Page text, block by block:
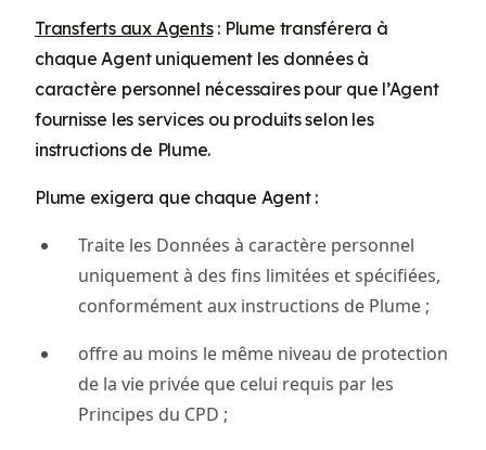
Transferts aux Agents: Plume transférera à
chaque Agent uniquement les données à
caractère personnel nécessaires pour que l’Agent
fournisse les services ou produits selon les
instructions de Plume.
Plume exigera que chaque Agent :
Traite les Données à caractère personnel
uniquement à des fins limitées et spécifiées,
conformément aux instructions de Plume ;
offre au moins le même niveau de protection
de la vie privée que celui requis par les
Principes du CPD ;